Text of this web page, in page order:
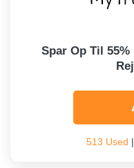
Spar Op Til
513 Used